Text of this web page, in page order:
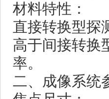
材料特性：
直接转换型探
高于间接转换
率。
二、成像系统